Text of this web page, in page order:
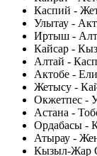
Каспий -
Улытау -
Иртыш -
Кайсар -
Алтай -
Актобе -
Жетысу -
Окжетпес -
Астана -
Ордабасы -
Атырау -
Кызыл-Жар